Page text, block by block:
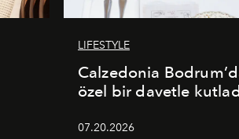
LIFESTYLE
Calzedonia
özel bir davetle
07.20.2026